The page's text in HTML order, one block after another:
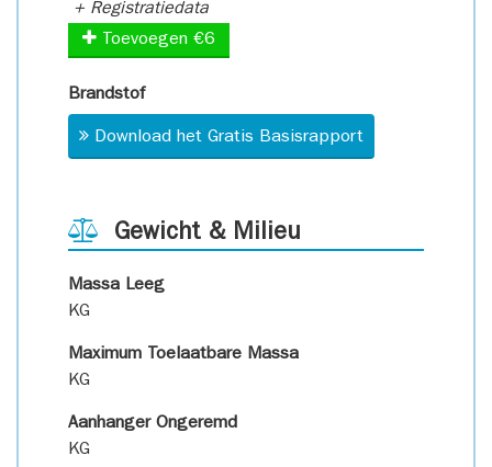
+ Registratiedata
Toevoegen €6
Brandstof
Download het Gratis Basisrapport
Gewicht & Milieu
Massa Leeg
KG
Maximum Toelaatbare Massa
KG
Aanhanger Ongeremd
KG